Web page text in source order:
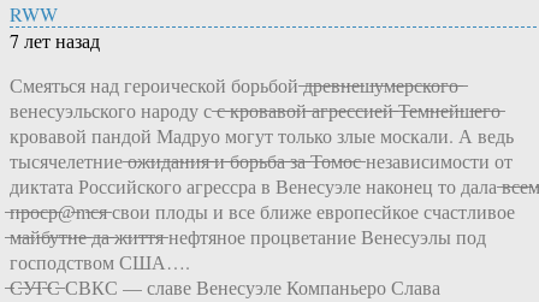
RWW
7 лет назад
Смеяться над героической борьбой ̶д̶р̶е̶в̶н̶е̶ш̶у̶м̶е̶р̶с̶к̶о̶г̶о̶ ̶
венесуэльского народу с ̶с̶ ̶к̶р̶о̶в̶а̶в̶о̶й̶ ̶а̶г̶р̶е̶с̶с̶и̶е̶й̶ ̶Т̶е̶м̶н̶е̶й̶ш̶е̶г̶о̶
кровавой пандой Мадруо могут только злые москали. А ведь
тысячелетние ̶о̶ж̶и̶д̶а̶н̶и̶я̶ ̶и̶ ̶б̶о̶р̶ь̶б̶а̶ ̶з̶а̶ ̶Т̶о̶м̶о̶с̶ независимости от
диктата Российского агрессра в Венесуэле наконец то дала ̶в̶с̶е̶м̶
̶п̶р̶о̶с̶р̶@̶m̶с̶я̶ свои плоды и все ближе европесйкое счастливое
̶м̶а̶й̶б̶у̶т̶н̶е̶ ̶д̶а̶ ̶ж̶и̶т̶т̶я̶ нефтяное процветание Венесуэлы под
господством США….
̶С̶У̶Г̶С̶ СВКС — славе Венесуэле Компаньеро Слава